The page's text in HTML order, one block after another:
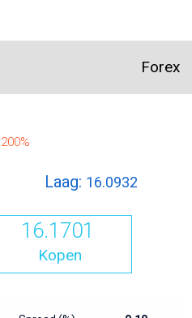
Forex
Laag: 16.0932
16.1701
Kopen